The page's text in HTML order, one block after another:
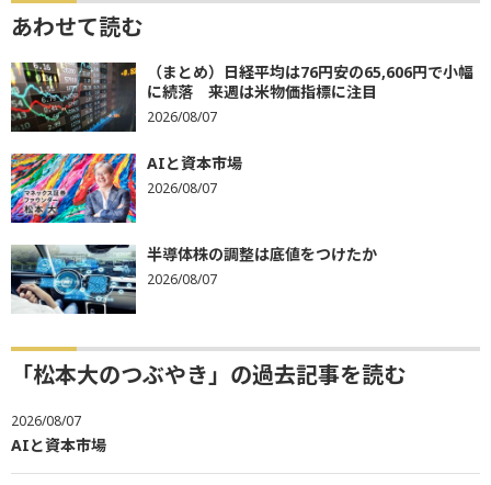
あわせて読む
（まとめ）日経平均は76円安の65,606円で小幅
に続落 来週は米物価指標に注目
2026/08/07
AIと資本市場
2026/08/07
半導体株の調整は底値をつけたか
2026/08/07
「松本大のつぶやき」の過去記事を読む
2026/08/07
AIと資本市場